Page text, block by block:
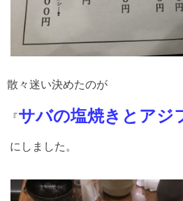
散々迷い決めたのが
『サバの塩焼きとアジ
にしました。